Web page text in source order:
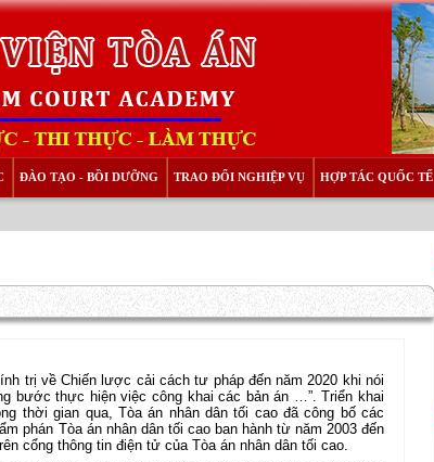
ĐÀO TẠO - BỒI DƯỠNG TRAO ĐỔI NGHIỆP VỤ HỢP TÁC QUỐC TẾ
trị về Chiến lược cải cách tư pháp đến năm 2020 khi nói
bước thực hiện việc công khai các bản án …”. Triển khai
thời gian qua, Tòa án nhân dân tối cao đã công bố các
phán Tòa án nhân dân tối cao ban hành từ năm 2003 đến
cổng thông tin điện tử của Tòa án nhân dân tối cao.